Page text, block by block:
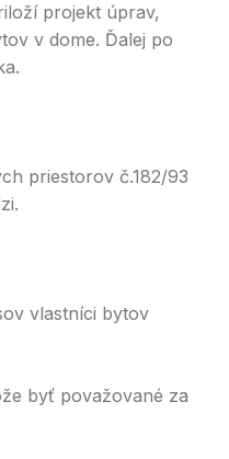
projekt úprav,
v dome. Ďalej po
priestorov č.182/93
vlastníci bytov
byť považované za